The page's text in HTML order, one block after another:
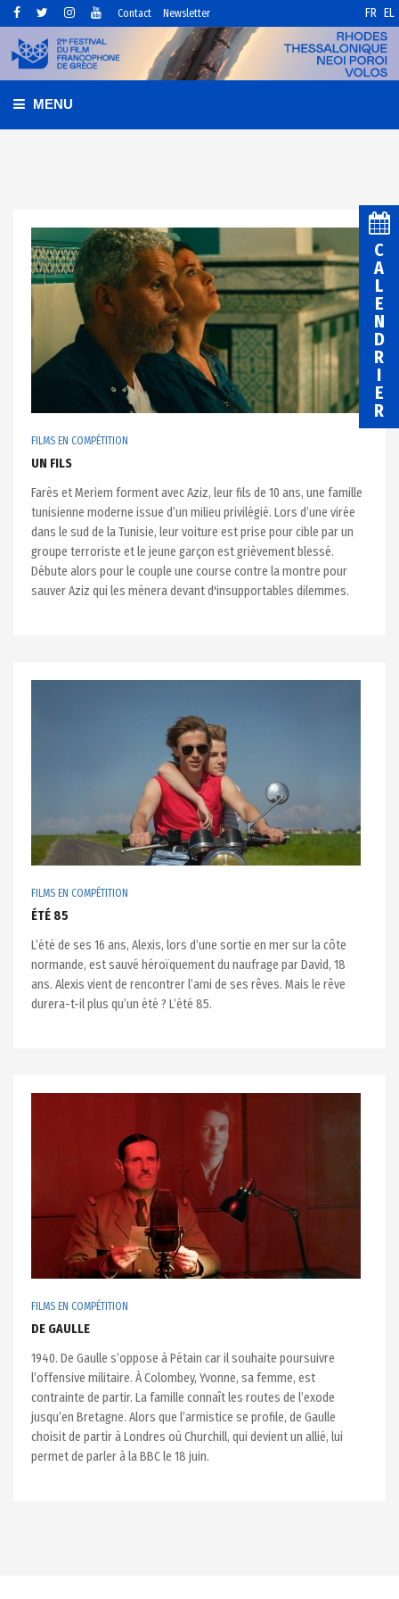
Contact Newsletter FR EL
MENU
FILMS EN COMPÉTITION
UN FILS
Farès et Meriem forment avec Aziz, leur fils de 10 ans, une famille
tunisienne moderne issue d’un milieu privilégié. Lors d’une virée
dans le sud de la Tunisie, leur voiture est prise pour cible par un
groupe terroriste et le jeune garçon est grièvement blessé.
Débute alors pour le couple une course contre la montre pour
sauver Aziz qui les mènera devant d'insupportables dilemmes.
FILMS EN COMPÉTITION
ÉTÉ 85
L’été de ses 16 ans, Alexis, lors d’une sortie en mer sur la côte
normande, est sauvé héroïquement du naufrage par David, 18
ans. Alexis vient de rencontrer l’ami de ses rêves. Mais le rêve
durera-t-il plus qu’un été ? L’été 85.
FILMS EN COMPÉTITION
DE GAULLE
1940. De Gaulle s’oppose à Pétain car il souhaite poursuivre
l’offensive militaire. À Colombey, Yvonne, sa femme, est
contrainte de partir. La famille connaît les routes de l’exode
jusqu’en Bretagne. Alors que l’armistice se profile, de Gaulle
choisit de partir à Londres où Churchill, qui devient un allié, lui
permet de parler à la BBC le 18 juin.
C
A
L
E
N
D
R
I
E
R